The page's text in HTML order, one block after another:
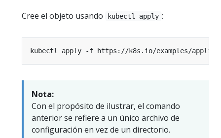
Cree el objeto usando kubectl apply :
Nota:
Con el propósito de ilustrar, el comando
anterior se refiere a un único archivo de
configuración en vez de un directorio.